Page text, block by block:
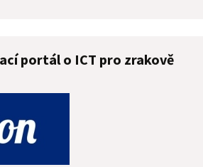
portál o ICT pro zrakově